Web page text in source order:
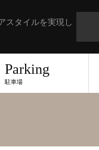
スタイルを実現し
Parking
駐車場